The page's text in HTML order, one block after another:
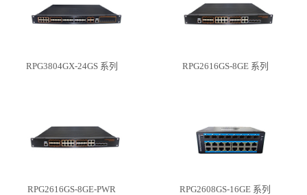
RPG3804GX-24GS 系列 RPG2616GS-8GE 系列
RPG2616GS-8GE-PWR RPG2608GS-16GE 系列